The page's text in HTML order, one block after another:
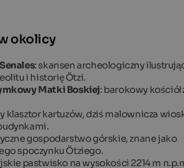
okolicy
: skansen archeologiczny
i historię Ötzi.
Matki Boskiej: barokowy kościół
klasztor kartuzów, dziś malownicza
gospodarstwo górskie, znane jako
spoczynku Ötziego.
pastwisko na wysokości 2214 m